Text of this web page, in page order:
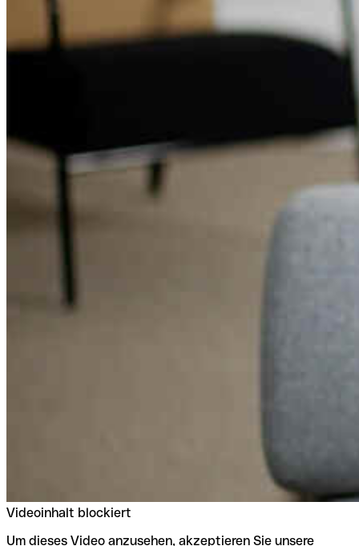
Videoinhalt blockiert
Um dieses Video anzusehen, akzeptieren Sie unsere